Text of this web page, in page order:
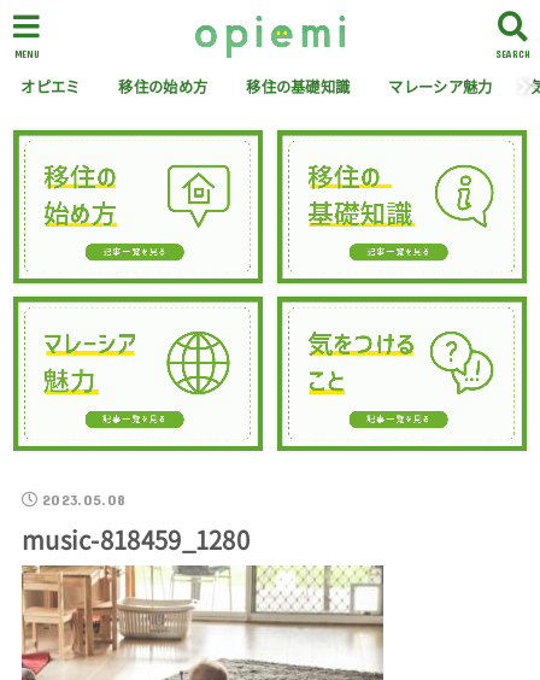
SEARCH
MENU
オピエミ 移住の始め方 移住の基礎知識 マレーシア魅力
2023.05.08
music-818459_1280